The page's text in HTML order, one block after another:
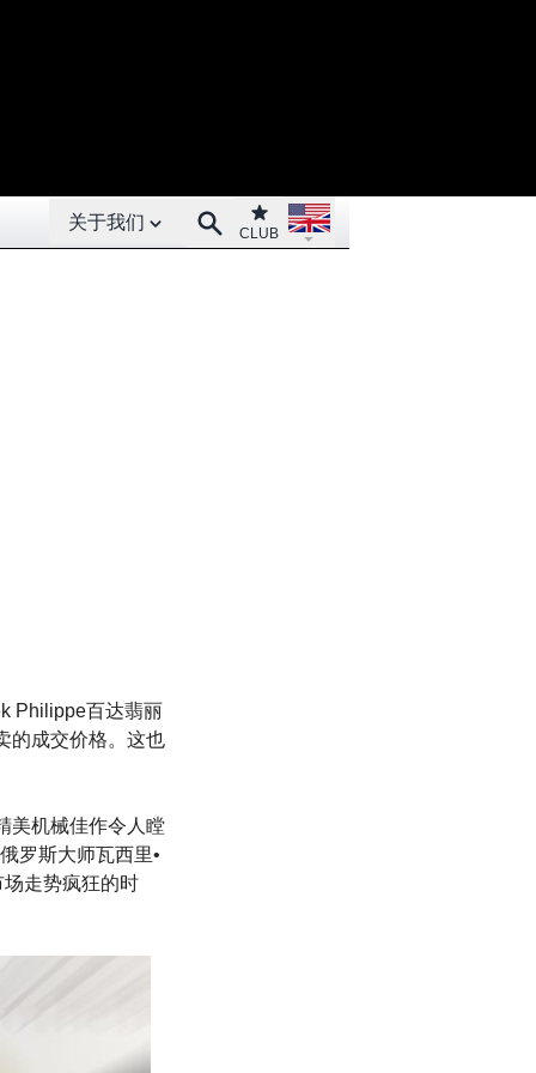
Open About menu
关于我们 SearchClub
CLUB
Open language menu
Philippe百达翡丽
的成交价格。这也
美机械佳作令人瞠
罗斯大师瓦西里•
走势疯狂的时